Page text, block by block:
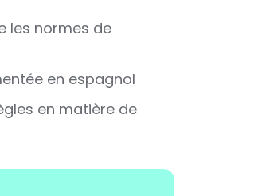
les normes de
en espagnol
en matière de